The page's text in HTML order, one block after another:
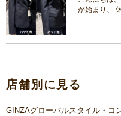
が始まり、
店舗別に見る
GINZAグローバルスタイル・コ